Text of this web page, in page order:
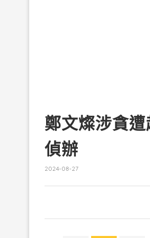
鄭文燦涉貪
偵辦
2024-08-27